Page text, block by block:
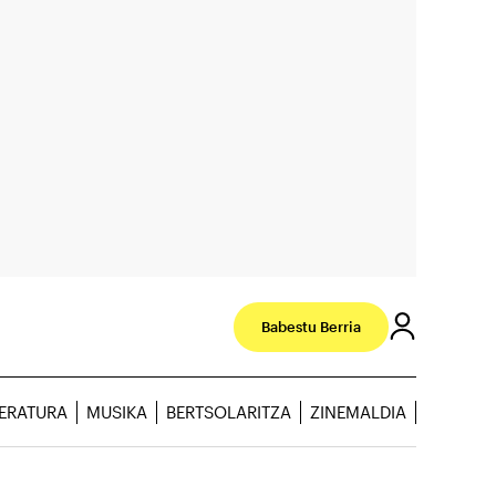
Babestu Berria
MUSIKA BERTSOLARITZA ZINEMALDIA